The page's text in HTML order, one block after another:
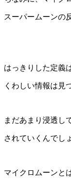
スーパームーンの
はっきりした定義
くわしい情報は見
まだあまり浸透し
されていくんでし
マイクロムーンと